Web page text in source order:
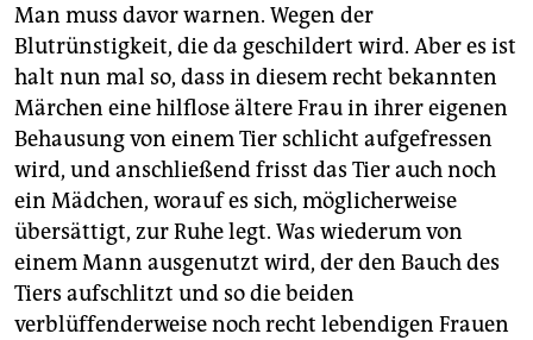
unterstützen
abo
genossenschaft
epaper login
Man muss davor warnen. Wegen der
Blutrünstigkeit, die da geschildert wird. Aber es ist
halt nun mal so, dass in diesem recht bekannten
Märchen eine hilflose ältere Frau in ihrer eigenen
Behausung von einem Tier schlicht aufgefressen
wird, und anschließend frisst das Tier auch noch
ein Mädchen, worauf es sich, möglicherweise
übersättigt, zur Ruhe legt. Was wiederum von
einem Mann ausgenutzt wird, der den Bauch des
Tiers aufschlitzt und so die beiden
verblüffenderweise noch recht lebendigen Frauen